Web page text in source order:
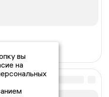
вы
на